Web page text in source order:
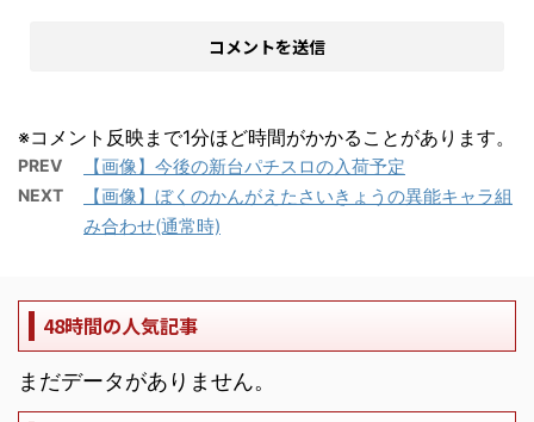
※コメント反映まで1分ほど時間がかかることがあります。
PREV 【画像】今後の新台パチスロの入荷予定
NEXT
【画像】ぼくのかんがえたさいきょうの異能キャラ組
み合わせ(通常時)
48時間の人気記事
まだデータがありません。